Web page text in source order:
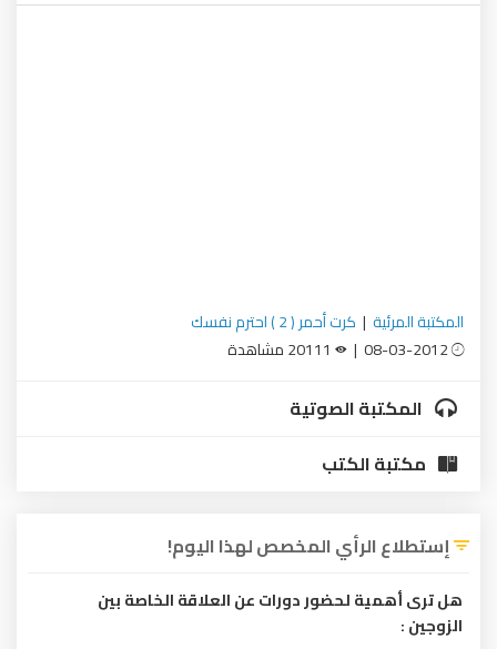
المكتبة المرئية | كرت أحمر ( 2 ) احترم نفسك
المكتبة الصوتية
مكتبة الكتب
إستطلاع الرأي المخصص لهذا اليوم!
هل ترى أهمية لحضور دورات عن العلاقة الخاصة بين
الزوجين :